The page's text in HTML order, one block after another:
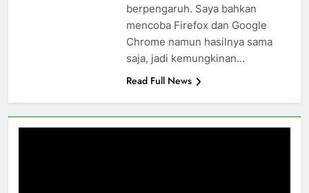
berpengaruh. Saya bahkan
mencoba Firefox dan Google
Chrome namun hasilnya sama
saja, jadi kemungkinan…
Read Full News